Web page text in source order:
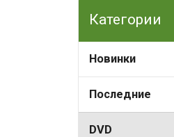
Категории
Новинки
Последние
DVD